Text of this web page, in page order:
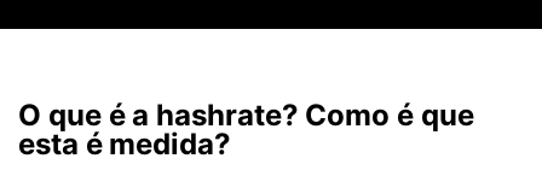
O que é a hashrate? Como é que
esta é medida?